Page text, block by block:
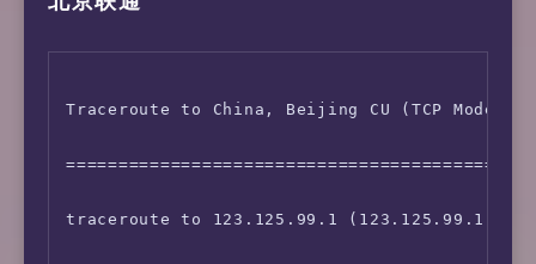
Traceroute to China, Beijing CU (TCP Mode,
traceroute to 123.125.99.1 (123.125.99.1),